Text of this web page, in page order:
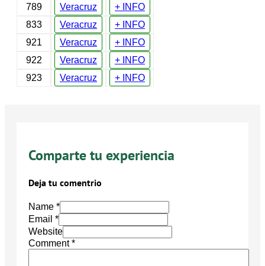
789
Veracruz
+ INFO
833
Veracruz
+ INFO
921
Veracruz
+ INFO
922
Veracruz
+ INFO
923
Veracruz + INFO
Comparte tu experiencia
Deja tu comentrio
Name *
Email *
Website
Comment*